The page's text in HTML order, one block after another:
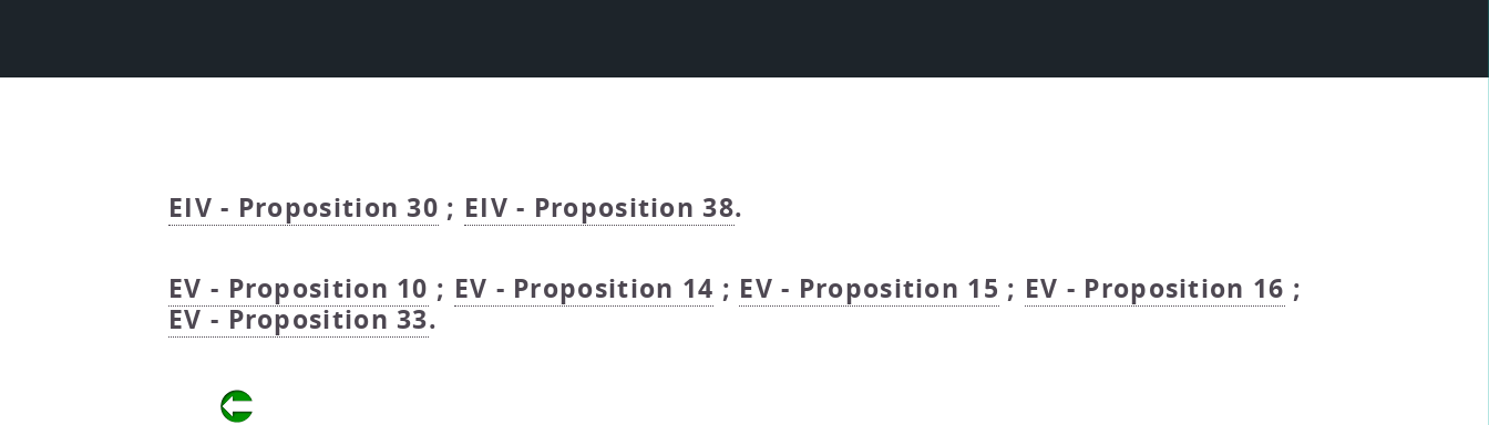
EIV - Proposition 30 ; EIV - Proposition 38.
EV - Proposition 10 ; EV - Proposition 14 ; EV - Proposition 15 ; EV - Proposition 16 ;
EV - Proposition 33.